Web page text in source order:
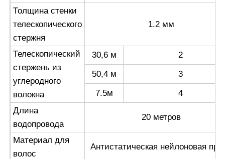
Толщина стенки
телескопического
стержня
1.2 мм
Телескопический
стержень из
углеродного
волокна
30,6 м
2
50,4 м
3
7.5м
4
Длина
водопровода
20 метров
Материал для
волос
Антистатическая нейлоновая